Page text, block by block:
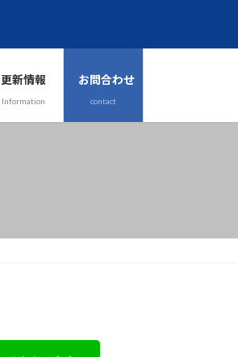
更新情報
Information
お問合わせ
contact